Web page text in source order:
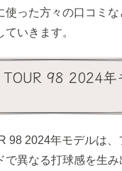
使った方々の口コミな
いきます。
TOUR 98 2024年
98 2024年モデルは、
で異なる打球感を生み